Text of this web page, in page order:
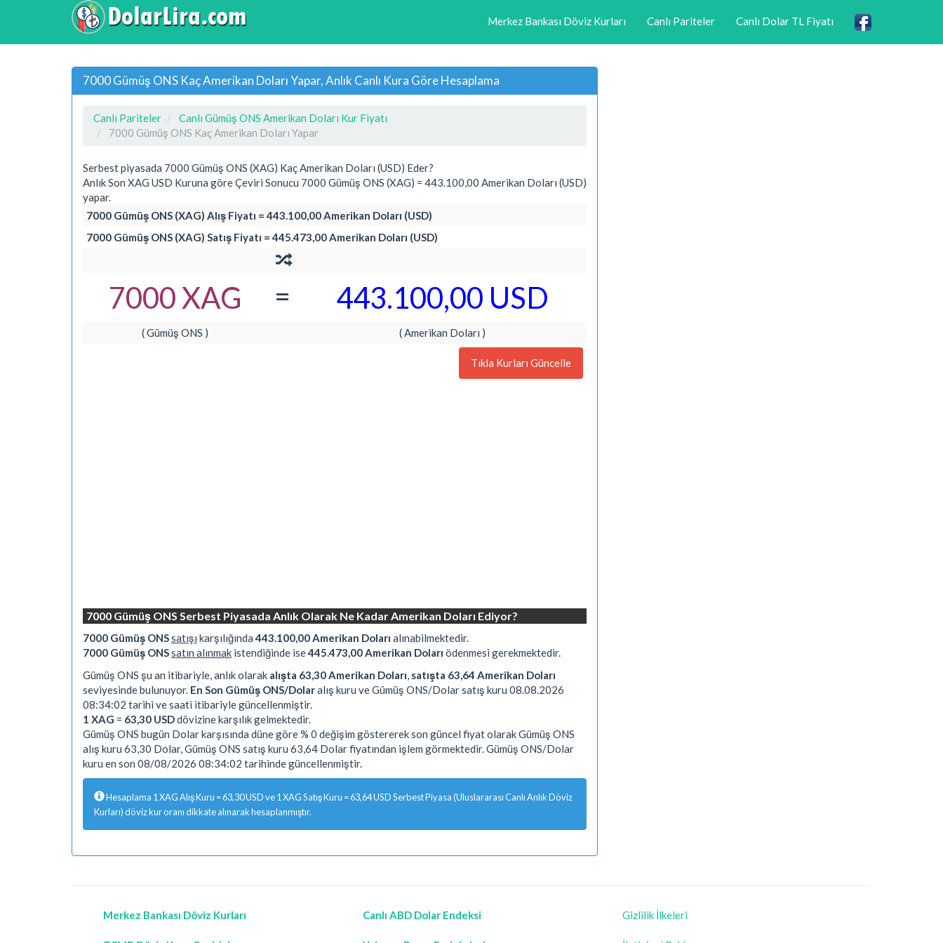
Merkez Bankası Döviz Kurları Canlı Pariteler Canlı Dolar TL Fiyatı
7000 Gümüş ONS Kaç Amerikan Doları Yapar, Anlık Canlı Kura Göre Hesaplama
Canlı Pariteler
Canlı Gümüş ONS Amerikan Doları Kur Fiyatı
7000 Gümüş ONS Kaç Amerikan Doları Yapar
Serbest piyasada 7000 Gümüş ONS (XAG) Kaç Amerikan Doları (USD) Eder?
Anlık Son XAG USD Kuruna göre Çeviri Sonucu 7000 Gümüş ONS (XAG) = 443.100,00 Amerikan Doları (USD)
yapar.
7000 Gümüş ONS (XAG) Alış Fiyatı = 443.100,00 Amerikan Doları (USD)
7000 Gümüş ONS (XAG) Satış Fiyatı = 445.473,00 Amerikan Doları (USD)
7000 XAG = 443.100,00 USD
( Gümüş ONS ) ( Amerikan Doları )
Tıkla Kurları Güncelle
7000 Gümüş ONS Serbest Piyasada Anlık Olarak Ne Kadar Amerikan Doları Ediyor?
7000 Gümüş ONSsatışı karşılığında443.100,00 Amerikan Doları alınabilmektedir.
7000 Gümüş ONSsatın alınmak istendiğinde ise445.473,00 Amerikan Doları ödenmesi gerekmektedir.
Gümüş ONS şu an itibariyle, anlık olarak alışta 63,30 Amerikan Doları satışta 63,64 Amerikan Doları
seviyesinde bulunuyor. En Son Gümüş ONS/Dolaralış kuru ve Gümüş ONS/Dolar satış kuru 08.08.2026
08:34:02 tarihi ve saati itibariyle güncellenmiştir.
1 XAG = 63,30 USDdövizine karşılık gelmektedir.
Gümüş ONS bugün Dolar karşısında düne göre % 0 değişim göstererek son güncel fiyat olarak Gümüş ONS
alış kuru 63,30 Dolar, Gümüş ONS satış kuru 63,64 Dolar fiyatından işlem görmektedir. Gümüş ONS/Dolar
kuru en son 08/08/2026 08:34:02 tarihinde güncellenmiştir.
Hesaplama 1 XAG Alış Kuru = 63,30 USD ve 1 XAG Satış Kuru = 63,64 USD Serbest Piyasa (Uluslararası Canlı Anlık Döviz
Kurları) döviz kur oranı dikkate alınarak hesaplanmıştır.
Merkez Bankası Döviz Kurları Canlı ABD Dolar Endeksi Gizlilik İlkeleri